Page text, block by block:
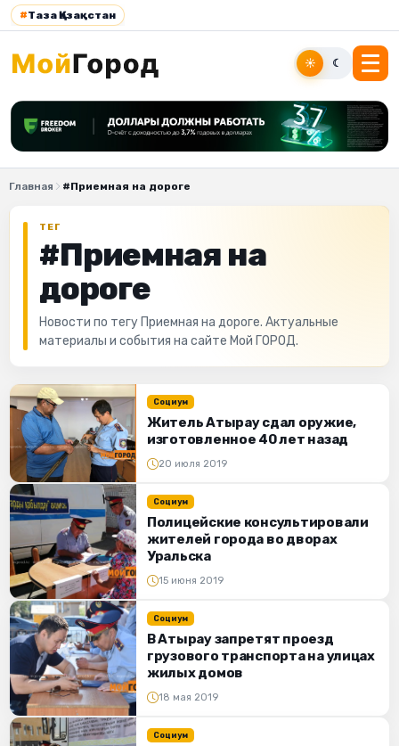
#Таза Қазақстан
☀ ☾
Главная #Приемная на дороге
ТЕГ
#Приемная на
дороге
Новости по тегу Приемная на дороге. Актуальные
материалы и события на сайте Мой ГОРОД.
Социум
Житель Атырау сдал оружие,
изготовленное 40 лет назад
20 июля 2019
Социум
Полицейские консультировали
жителей города во дворах
Уральска
15 июня 2019
Социум
В Атырау запретят проезд
грузового транспорта на улицах
жилых домов
18 мая 2019
Социум